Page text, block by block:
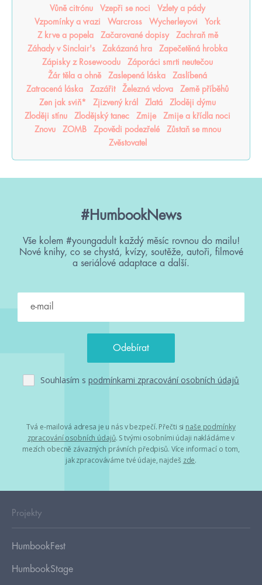
Vůně citrónu
Vzepři se noci
Vzlety a pády
Vzpomínky a vrazi
Warcross Wycherleyovi
York
Z krve a popela
Začarované dopisy
Zachraň mě
Záhady v Sinclair's
Zakázaná hra
Zapečetěná hrobka
Zápisky z Rosewoodu
Záporáci smrti neutečou
Žár těla a ohně
Zaslepená láska
Zaslíbená
Zatracená láska
Zazářit Železná vdova
Země příběhů
Zen jak sviň*
Zjizvený král Zlatá
Zloději dýmu
Zloději stínu
Zlodějský tanec Zmije
Zmije a křídla noci
Znovu
ZOMB Zpovědi podezřelé
Zůstaň se mnou
Zvěstovatel
#HumbookNews
Vše kolem #youngadult každý měsíc rovnou do mailu!
Nové knihy, co se chystá, kvízy, soutěže, autoři, filmové
a seriálové adaptace a další.
Souhlasím s podmínkami zpracování osobních údajů
Tvá e-mailová adresa je u nás v bezpečí. Přečti si naše podmínky
zpracování osobních údajů. S tvými osobními údaji nakládáme v
mezích obecně závazných právních předpisů. Více informací o tom,
jak zpracováváme tvé údaje, najdeš zde.
Projekty
HumbookFest
HumbookStage